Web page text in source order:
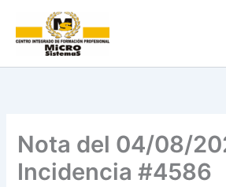
contenido
Nota del 04/08/
Incidencia #4586